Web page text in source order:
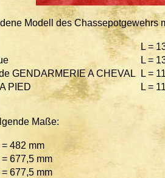
Modell des Chassepotgewehrs
L =
L =
GENDARMERIE A CHEVAL
L =
PIED
L =
Maße:
482 mm
677,5 mm
677,5 mm